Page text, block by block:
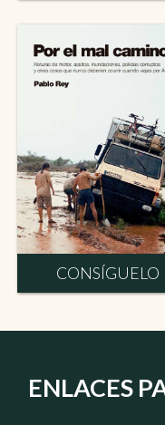
CONSÍGUELO
ENLACES